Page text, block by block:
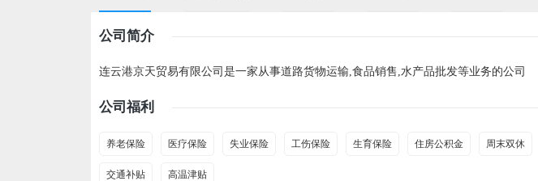
公司简介
连云港京天贸易有限公司是一家从事道路货物运输,食品销售,水产品批发等业务的公司
公司福利
养老保险 医疗保险 失业保险 工伤保险 生育保险 住房公积金 周末双休
交通补贴 高温津贴